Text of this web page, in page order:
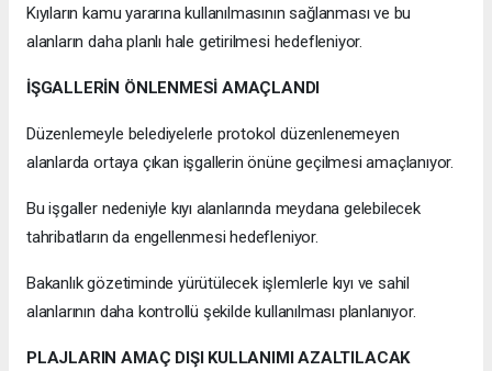
Kıyıların kamu yararına kullanılmasının sağlanması ve bu
alanların daha planlı hale getirilmesi hedefleniyor.
İŞGALLERİN ÖNLENMESİ AMAÇLANDI
Düzenlemeyle belediyelerle protokol düzenlenemeyen
alanlarda ortaya çıkan işgallerin önüne geçilmesi amaçlanıyor.
Bu işgaller nedeniyle kıyı alanlarında meydana gelebilecek
tahribatların da engellenmesi hedefleniyor.
Bakanlık gözetiminde yürütülecek işlemlerle kıyı ve sahil
alanlarının daha kontrollü şekilde kullanılması planlanıyor.
PLAJLARIN AMAÇ DIŞI KULLANIMI AZALTILACAK